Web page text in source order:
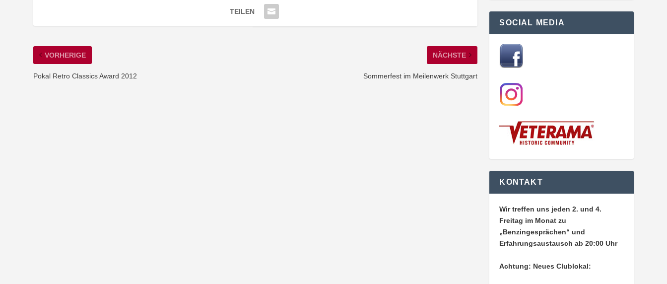
TEILEN
VORHERIGE
Pokal Retro Classics Award 2012
NÄCHSTE
Sommerfest im Meilenwerk Stuttgart
SOCIAL MEDIA
KONTAKT
Wir treffen uns jeden 2. und 4.
Freitag im Monat zu
„Benzingesprächen“ und
Erfahrungsaustausch ab 20:00 Uhr
Achtung: Neues Clublokal: